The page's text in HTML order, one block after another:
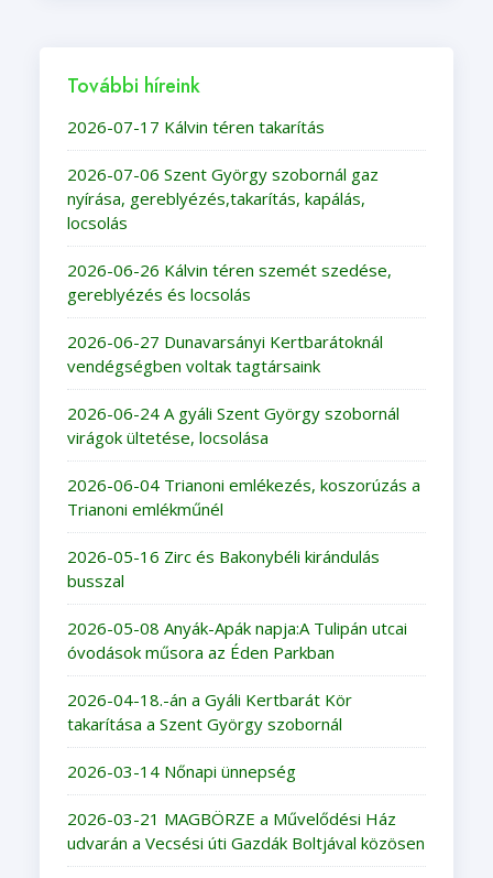
További híreink
2026-07-17 Kálvin téren takarítás
2026-07-06 Szent György szobornál gaz
nyírása, gereblyézés,takarítás, kapálás,
locsolás
2026-06-26 Kálvin téren szemét szedése,
gereblyézés és locsolás
2026-06-27 Dunavarsányi Kertbarátoknál
vendégségben voltak tagtársaink
2026-06-24 A gyáli Szent György szobornál
virágok ültetése, locsolása
2026-06-04 Trianoni emlékezés, koszorúzás a
Trianoni emlékműnél
2026-05-16 Zirc és Bakonybéli kirándulás
busszal
2026-05-08 Anyák-Apák napja:A Tulipán utcai
óvodások műsora az Éden Parkban
2026-04-18.-án a Gyáli Kertbarát Kör
takarítása a Szent György szobornál
2026-03-14 Nőnapi ünnepség
2026-03-21 MAGBÖRZE a Művelődési Ház
udvarán a Vecsési úti Gazdák Boltjával közösen